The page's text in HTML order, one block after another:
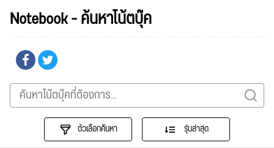
Notebook - ค้นหาโน้ตบุ๊ค
ตัวเลือกค้นหา รุ่นล่าสุด